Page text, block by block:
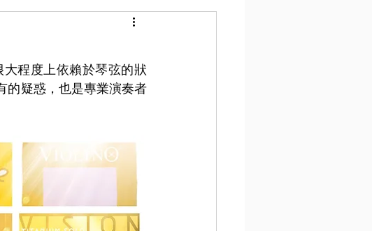
程度上依賴於琴弦的狀
的疑惑，也是專業演奏者